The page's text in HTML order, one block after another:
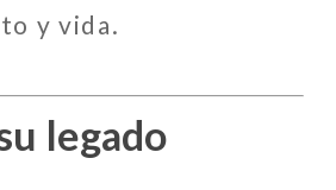
y vida.
legado